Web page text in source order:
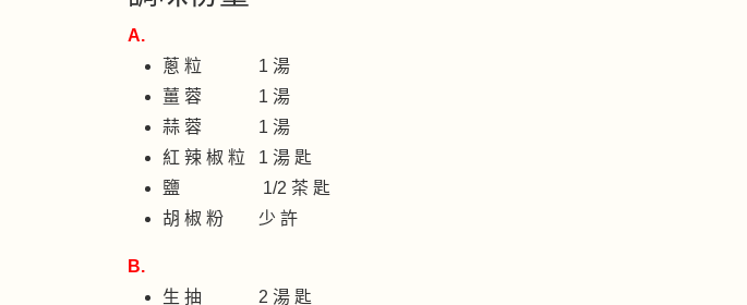
A.
蔥 粒 1 湯
薑 蓉 1 湯
蒜 蓉 1 湯
紅 辣 椒 粒 1 湯 匙
鹽 1/2 茶 匙
胡 椒 粉 少 許
B.
生 抽 2 湯 匙